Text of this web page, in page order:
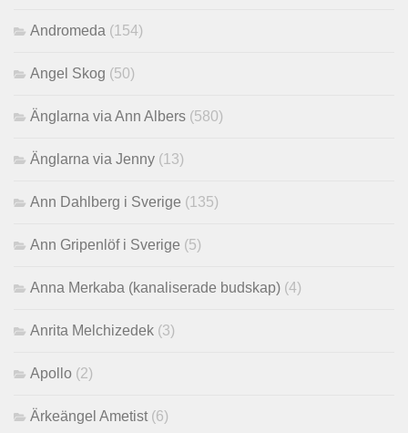
Andromeda (154)
Angel Skog (50)
Änglarna via Ann Albers (580)
Änglarna via Jenny (13)
Ann Dahlberg i Sverige (135)
Ann Gripenlöf i Sverige (5)
Anna Merkaba (kanaliserade budskap) (4)
Anrita Melchizedek (3)
Apollo (2)
Ärkeängel Ametist (6)